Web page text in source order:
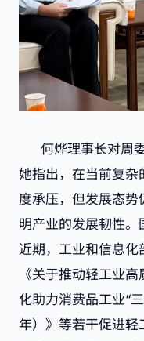
何烨理事长对周
她指出，在当前复杂
度承压，但发展态
明产业的发展韧性。
近期，工业和信息化
《关于推动轻工业
化助力消费品工业“
年）》等若干促进轻